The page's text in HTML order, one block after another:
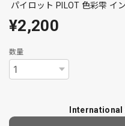
パイロット PILOT 色彩雫 イ
¥2,200
数量
International